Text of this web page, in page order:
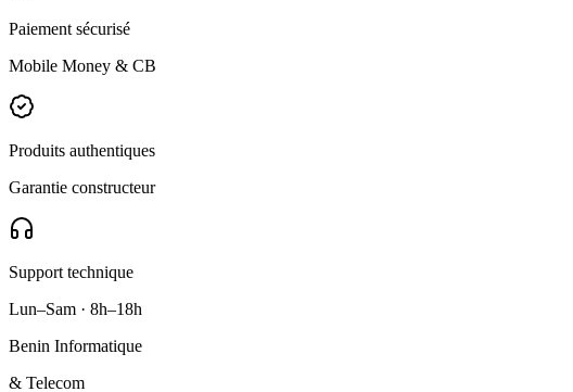
Paiement sécurisé
Mobile Money & CB
Produits authentiques
Garantie constructeur
Support technique
Lun–Sam · 8h–18h
Benin Informatique
& Telecom